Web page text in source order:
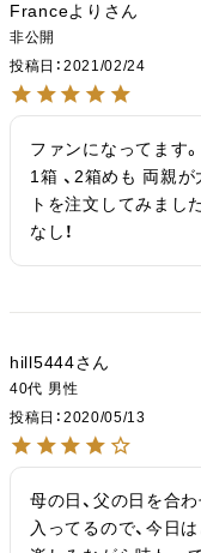
Franceより
非公開
投稿日
2021/02/24
ファンになってます。
1箱 、2箱めも 両親
トを注文してみまし
なし！
hill5444
40代 男性
投稿日
2020/05/13
母の日、父の日を合
入ってるので、今日